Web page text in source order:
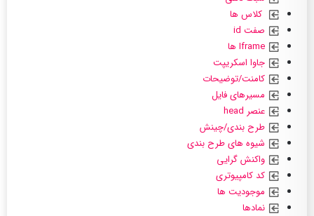
کلاس ها
صفت id
جاوا اسکریپت
کامنت/توضیحات
مسیرهای فایل
عنصر head
طرح بندی/چینش
شیوه های طرح بندی
واکنش گرایی
کد کامپیوتری
موجودیت ها
نمادها